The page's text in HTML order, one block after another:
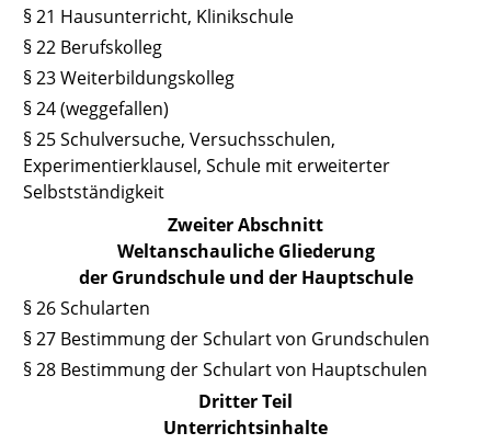
§ 21 Hausunterricht, Klinikschule
§ 22 Berufskolleg
§ 23 Weiterbildungskolleg
§ 24 (weggefallen)
§ 25 Schulversuche, Versuchsschulen,
Experimentierklausel, Schule mit erweiterter
Selbstständigkeit
Zweiter Abschnitt
Weltanschauliche Gliederung
der Grundschule und der Hauptschule
§ 26 Schularten
§ 27 Bestimmung der Schulart von Grundschulen
§ 28 Bestimmung der Schulart von Hauptschulen
Dritter Teil
Unterrichtsinhalte